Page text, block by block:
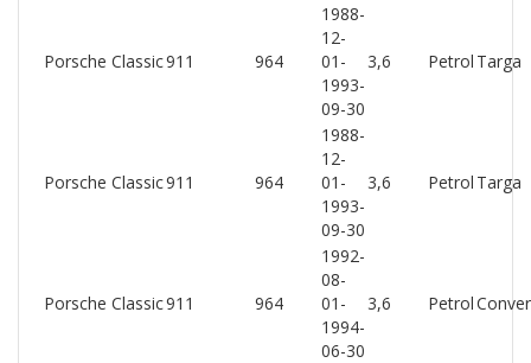
Porsche Classic911 964
1988-
12-
01-
1993-
09-30
3,6 Petrol Targa
Porsche Classic911 964
1988-
12-
01-
1993-
09-30
3,6 Petrol Targa
Porsche Classic911 964
1992-
08-
01-
1994-
06-30
3,6 Petrol